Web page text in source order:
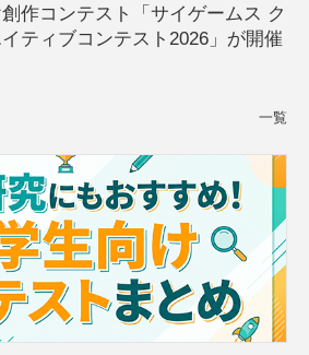
作コンテスト「サイゲームス ク
イティブコンテスト2026」が開催
一覧